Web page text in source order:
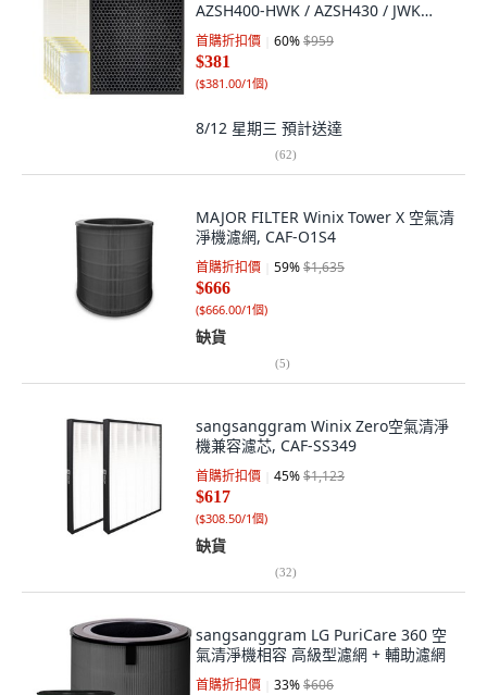
AZSH400-HWK / AZSH430 / JWK
Zero 2.0 套組, 單一商品
首購折扣價 60%$959
$381
($381.00/1個)
8/12 星期三 預計送達
(62)
MAJOR FILTER Winix Tower X 空氣清
淨機濾網, CAF-O1S4
首購折扣價 59%$1,635
$666
($666.00/1個)
缺貨
(5)
sangsanggram Winix Zero空氣清淨
機兼容濾芯, CAF-SS349
首購折扣價 45%$1,123
$617
($308.50/1個)
缺貨
(32)
sangsanggram LG PuriCare 360 空
氣清淨機相容 高級型濾網 + 輔助濾網
首購折扣價 33%$606